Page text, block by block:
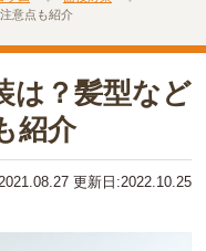
意点も紹介
は？髪型など
紹介
更新日:2022.10.25